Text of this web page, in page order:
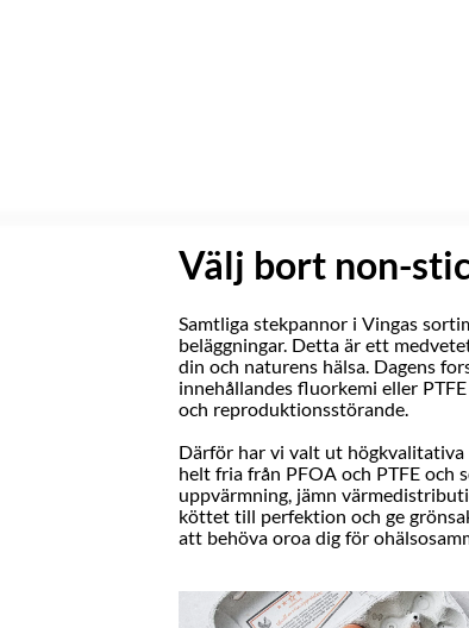
Välj bort non-
Samtliga stekpannor i Vingas
beläggningar. Detta är ett
din och naturens hälsa. Dagens
innehållandes fluorkemi eller
och reproduktionsstörande.
Därför har vi valt ut
helt fria från PFOA och PTFE och
uppvärmning, jämn
köttet till perfektion och ge
att behöva oroa dig för